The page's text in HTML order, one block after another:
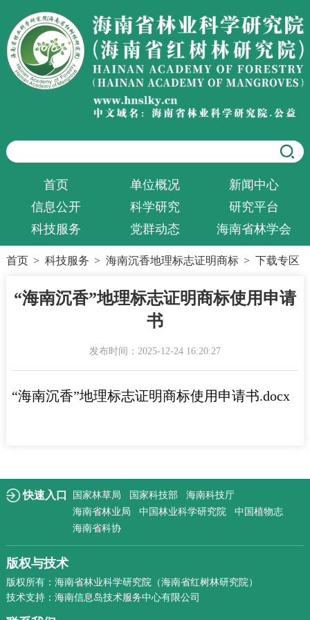
首页 单位概况
新闻中心
信息公开
科学研究
研究平台
科技服务
党群动态 海南省林学会
首页 > 科技服务 > 海南沉香地理标志证明商标 > 下载专区
“海南沉香”地理标志证明商标使用申请
书
发布时间：2025-12-24 16:20:27
“海南沉香”地理标志证明商标使用申请书.docx
快速入口 国家林草局 国家科技部
海南科技厅
海南省林业局
中国林业科学研究院
中国植物志
海南省科协
版权与技术
版权所有：海南省林业科学研究院（海南省红树林研究院）
技术支持：海南信息岛技术服务中心有限公司